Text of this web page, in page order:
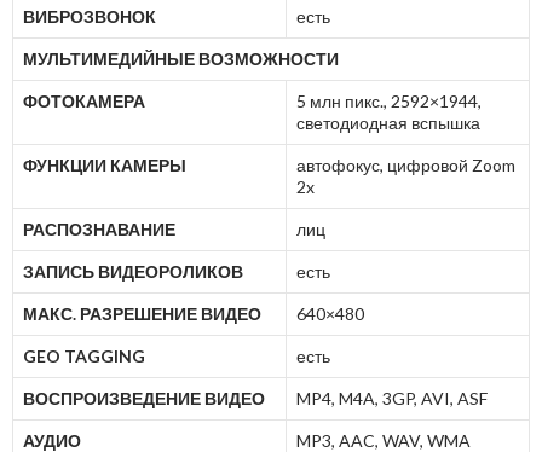
ВИБРОЗВОНОК есть
МУЛЬТИМЕДИЙНЫЕ ВОЗМОЖНОСТИ
ФОТОКАМЕРА
5 млн пикс., 2592×1944,
светодиодная вспышка
ФУНКЦИИ КАМЕРЫ
автофокус, цифровой Zoom
2x
РАСПОЗНАВАНИЕ лиц
ЗАПИСЬ ВИДЕОРОЛИКОВ есть
МАКС. РАЗРЕШЕНИЕ ВИДЕО 640×480
GEO TAGGING есть
ВОСПРОИЗВЕДЕНИЕ ВИДЕО MP4, M4A, 3GP, AVI, ASF
АУДИО MP3, AAC, WAV, WMA